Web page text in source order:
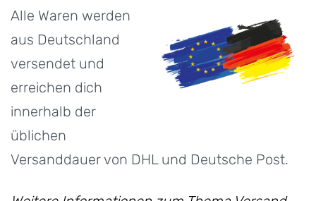
Alle Waren werden
aus Deutschland
versendet und
erreichen dich
innerhalb der
üblichen
Versanddauer von DHL und Deutsche Post.